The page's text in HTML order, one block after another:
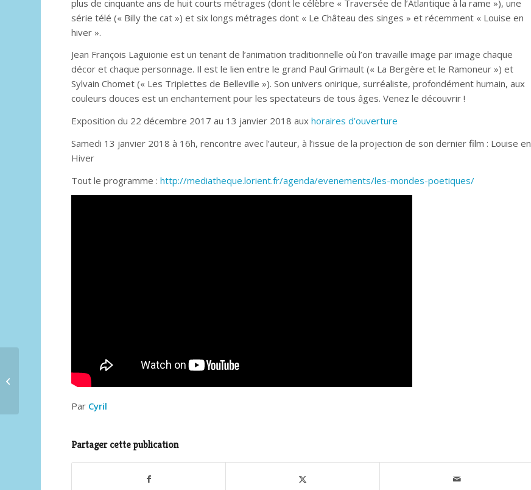
plus de cinquante ans de huit courts métrages (dont le célèbre « Traversée de l’Atlantique à la rame »), une
série télé (« Billy the cat ») et six longs métrages dont « Le Château des singes » et récemment « Louise en
hiver ».
Jean François Laguionie est un tenant de l’animation traditionnelle où l’on travaille image par image chaque
décor et chaque personnage. Il est le lien entre le grand Paul Grimault (« La Bergère et le Ramoneur ») et
Sylvain Chomet (« Les Triplettes de Belleville »). Son univers onirique, surréaliste, profondément humain, aux
couleurs douces est un enchantement pour les spectateurs de tous âges. Venez le découvrir !
Exposition du 22 décembre 2017 au 13 janvier 2018 auxhoraires d’ouverture
Samedi 13 janvier 2018 à 16h, rencontre avec l’auteur, à l’issue de la projection de son dernier film : Louise en
Hiver
Tout le programme :http://mediatheque.lorient.fr/agenda/evenements/les-mondes-poetiques/
Par Cyril
Partager cette publication
La mer vue par Patrick